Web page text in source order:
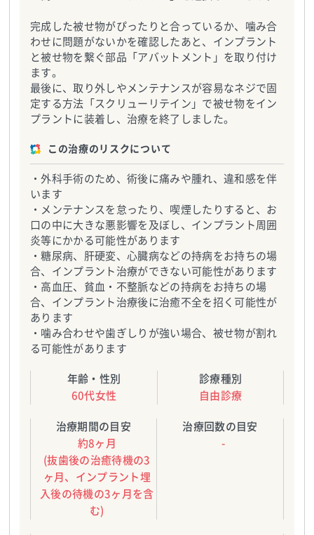
完成した被せ物がぴったりと合っているか、噛み合
わせに問題がないかを確認したあと、インプラント
と被せ物を繋ぐ部品「アバットメント」を取り付け
ます。
最後に、取り外しやメンテナンスが容易なネジで固
定する方法「スクリューリテイン」で被せ物をイン
プラントに装着し、治療を終了しました。
この治療のリスクについて
・外科手術のため、術後に痛みや腫れ、違和感を伴
います
・メンテナンスを怠ったり、喫煙したりすると、お
口の中に大きな悪影響を及ぼし、インプラント周囲
炎等にかかる可能性があります
・糖尿病、肝硬変、心臓病などの持病をお持ちの場
合、インプラント治療ができない可能性があります
・高血圧、貧血・不整脈などの持病をお持ちの場
合、インプラント治療後に治癒不全を招く可能性が
あります
・噛み合わせや歯ぎしりが強い場合、被せ物が割れ
る可能性があります
年齢・性別
60代女性
診療種別
自由診療
治療期間の目安
約8ヶ月
(抜歯後の治癒待機の3
ヶ月、インプラント埋
入後の待機の3ヶ月を含
む)
治療回数の目安
-